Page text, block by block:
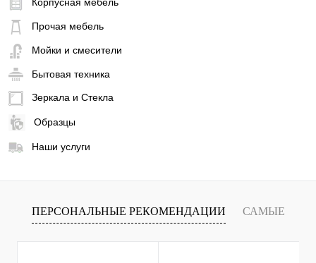
Прочая мебель
Мойки и смесители
Бытовая техника
Зеркала и Стекла
Образцы
Наши услуги
ПЕРСОНАЛЬНЫЕ РЕКОМЕНДАЦИИ САМЫЕ